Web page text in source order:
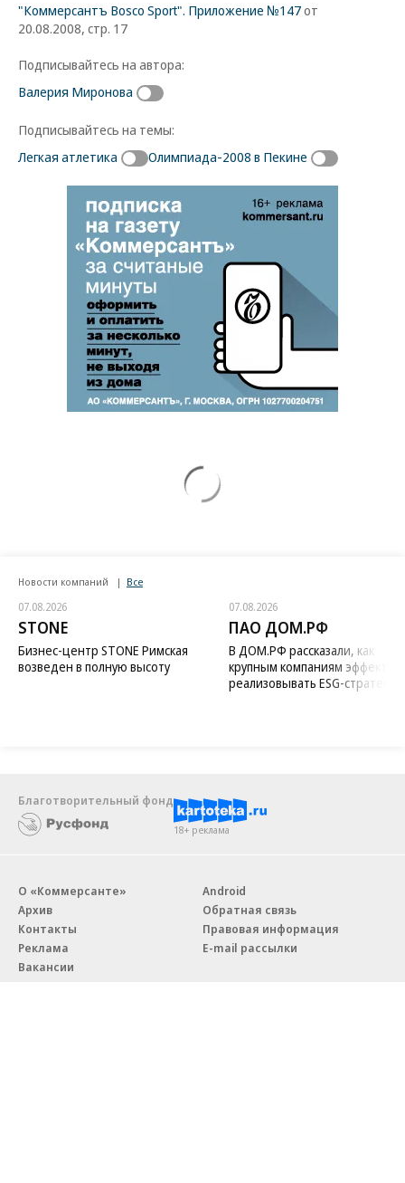
"Коммерсантъ Bosco Sport". Приложение №147от
20.08.2008, стр. 17
Подписывайтесь на автора:
Валерия Миронова
Подписывайтесь на темы:
Легкая атлетика
Олимпиада-2008 в Пекине
Новости компаний Все
07.08.2026
STONE
Бизнес-центр STONE Римская
возведен в полную высоту
07.08.2026
ПАО ДОМ.РФ
В ДОМ.РФ рассказали, как
крупным компаниям
реализовывать ESG-стратегию
Благотворительный фонд
18+ реклама
О «Коммерсанте»
Архив
Контакты
Реклама
Вакансии
Android
Обратная связь
Правовая информация
E-mail рассылки